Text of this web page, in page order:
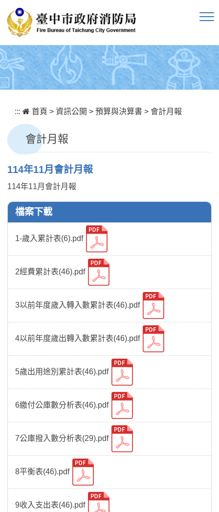
::: 首頁 > 資訊公開 > 預算與決算書 > 會計月報
會計月報
114年11月會計月報
114年11月會計月報
檔案下載
1-歲入累計表(6).pdf
2經費累計表(46).pdf
3以前年度歲入轉入數累計表(46).pdf
4以前年度歲出轉入數累計表(46).pdf
5歲出用途別累計表(46).pdf
6繳付公庫數分析表(46).pdf
7公庫撥入數分析表(29).pdf
8平衡表(46).pdf
9收入支出表(46).pdf